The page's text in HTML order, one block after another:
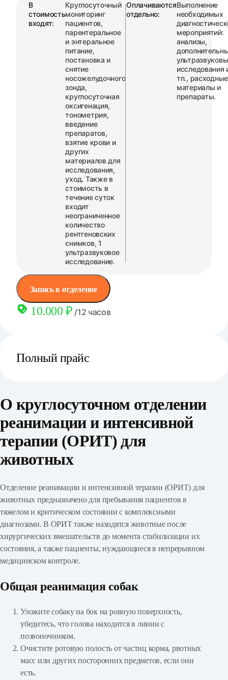
В
стоимость
входят:
Круглосуточный
мониторинг
пациентов,
парентеральное
и энтеральное
питание,
постановка и
снятие
носожелудочного
зонда,
круглосуточная
оксигенация,
тонометрия,
введение
препаратов,
взятие крови и
других
материалов для
исследования,
уход. Также в
стоимость в
течение суток
входит
неограниченное
количество
рентгеновских
снимков, 1
ультразвуковое
исследование.
Оплачиваются
отдельно:
Выполнение
необходимых
мероприятий:
анализы,
исследования
тп., расходные
материалы и
препараты.
Запись в отделение
10.000 ₽ /12 часов
Полный прайс
О круглосуточном отделении
реанимации и интенсивной
терапии (ОРИТ) для
животных
Отделение реанимации и интенсивной терапии (ОРИТ) для
животных предназначено для пребывания пациентов в
тяжелом и критическом состоянии с комплексными
диагнозами. В ОРИТ также находятся животные после
хирургических вмешательств до момента стабилизации их
состояния, а также пациенты, нуждающиеся в непрерывном
медицинском контроле.
Общая реанимация собак
Уложите собаку на бок на ровную поверхность,
убедитесь, что голова находится в линии с
позвоночником.
Очистите ротовую полость от частиц корма, рвотных
масс или других посторонних предметов, если они
есть.